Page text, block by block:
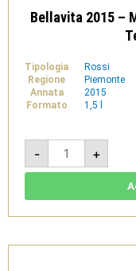
Bellavita 2015 –
Tipologia
Rossi
Regione
Piemonte
Annata
2015
Formato
1,5 l
-
Bellavita
2015
-
Monferrato
1,5L
San
+